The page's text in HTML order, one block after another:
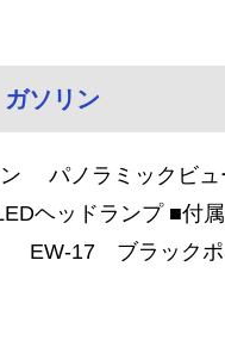
ソリン
ン パノラミックビ
ヘッドランプ ■
17 ブラック